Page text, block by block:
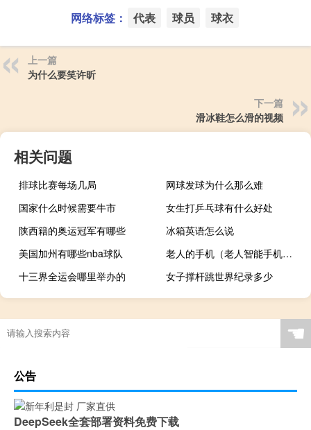
网络标签： 代表 球员 球衣
上一篇
为什么要笑许昕
下一篇
滑冰鞋怎么滑的视频
相关问题
排球比赛每场几局
网球发球为什么那么难
国家什么时候需要牛市
女生打乒乓球有什么好处
陕西籍的奥运冠军有哪些
冰箱英语怎么说
美国加州有哪些nba球队
老人的手机（老人智能手机大全）
十三界全运会哪里举办的
女子撑杆跳世界纪录多少
☚
公告
DeepSeek全套部署资料免费下载